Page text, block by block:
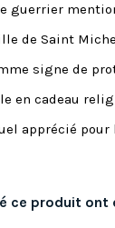
guerrier
de Saint
signe de
en cadeau
apprécié
ce produit ont